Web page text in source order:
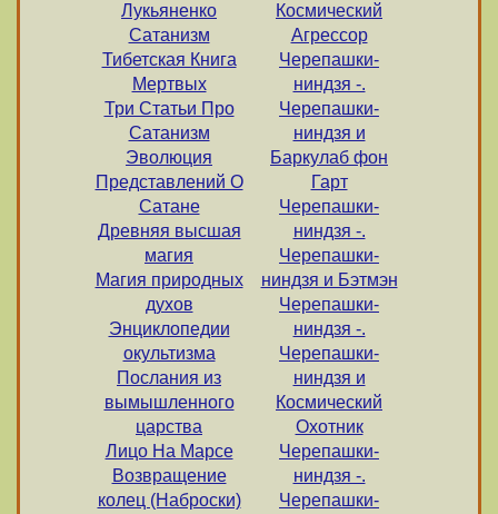
Лукьяненко
Сатанизм
Тибетская Книга
Мертвых
Три Статьи Про
Сатанизм
Эволюция
Представлений О
Сатане
Древняя высшая
магия
Магия природных
духов
Энциклопедии
окультизма
Послания из
вымышленного
царства
Лицо На Марсе
Возвращение
колец (Наброски)
Космический
Агрессор
Черепашки-
ниндзя -.
Черепашки-
ниндзя и
Баркулаб фон
Гарт
Черепашки-
ниндзя -.
Черепашки-
ниндзя и Бэтмэн
Черепашки-
ниндзя -.
Черепашки-
ниндзя и
Космический
Охотник
Черепашки-
ниндзя -.
Черепашки-